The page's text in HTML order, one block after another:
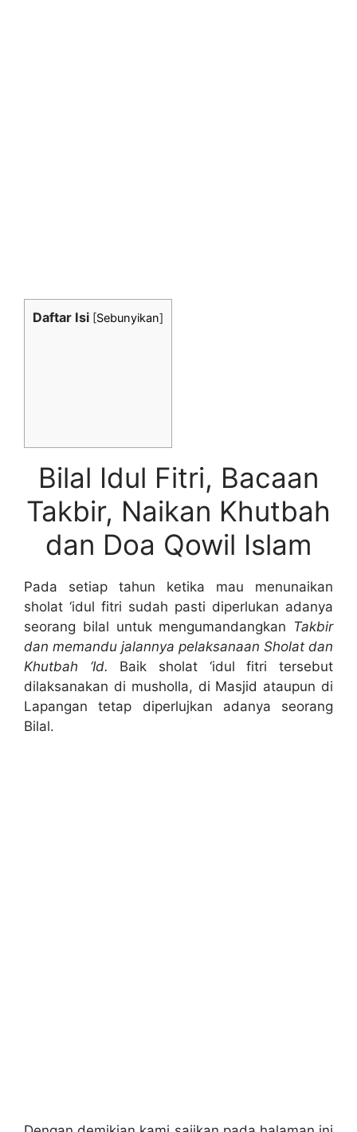
Daftar Isi [Sebunyikan]
Bilal Idul Fitri, Bacaan
Takbir, Naikan Khutbah
dan Doa Qowil Islam
Pada setiap tahun ketika mau menunaikan
sholat ‘idul fitri sudah pasti diperlukan adanya
seorang bilal untuk mengumandangkan Takbir
dan memandu jalannya pelaksanaan Sholat dan
Khutbah ‘Id. Baik sholat ‘idul fitri tersebut
dilaksanakan di musholla, di Masjid ataupun di
Lapangan tetap diperlujkan adanya seorang
Bilal.